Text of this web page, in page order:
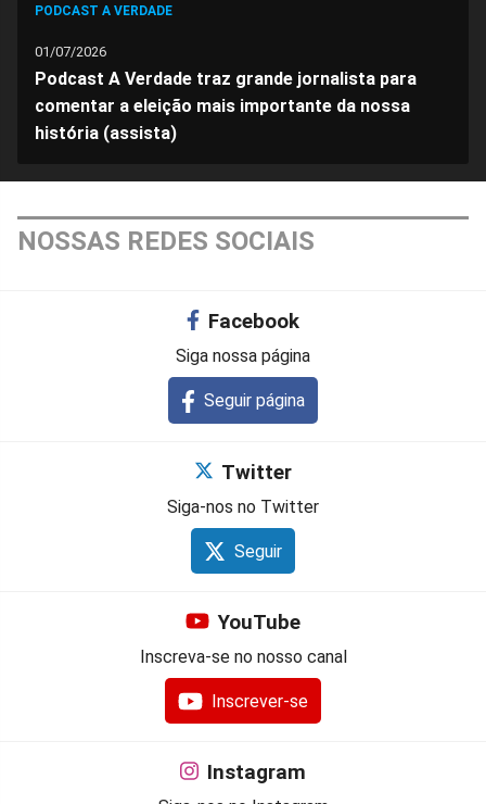
PODCAST A VERDADE
01/07/2026
Podcast A Verdade traz grande jornalista para
comentar a eleição mais importante da nossa
história (assista)
NOSSAS REDES SOCIAIS
Facebook
Siga nossa página
Seguir página
Twitter
Siga-nos no Twitter
Seguir
YouTube
Inscreva-se no nosso canal
Inscrever-se
Instagram